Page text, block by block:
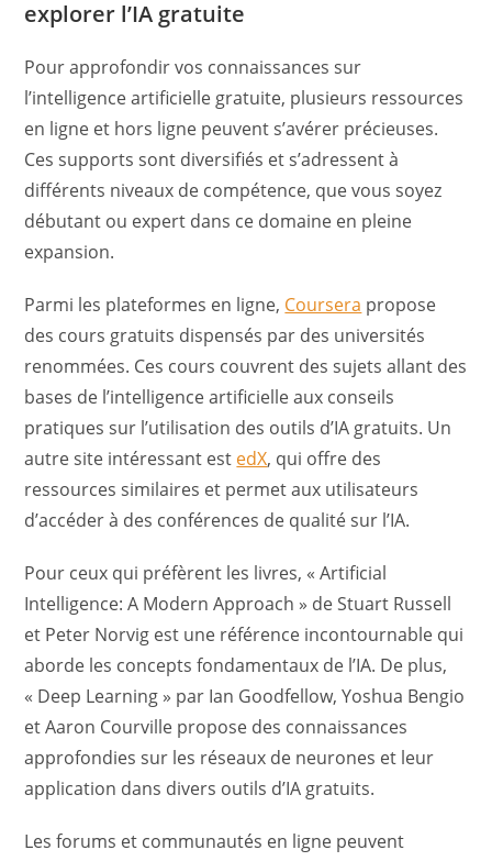
explorer l’IA gratuite
Pour approfondir vos connaissances sur
l’intelligence artificielle gratuite, plusieurs ressources
en ligne et hors ligne peuvent s’avérer précieuses.
Ces supports sont diversifiés et s’adressent à
différents niveaux de compétence, que vous soyez
débutant ou expert dans ce domaine en pleine
expansion.
Parmi les plateformes en ligne, Coursera propose
des cours gratuits dispensés par des universités
renommées. Ces cours couvrent des sujets allant des
bases de l’intelligence artificielle aux conseils
pratiques sur l’utilisation des outils d’IA gratuits. Un
autre site intéressant est edX, qui offre des
ressources similaires et permet aux utilisateurs
d’accéder à des conférences de qualité sur l’IA.
Pour ceux qui préfèrent les livres, « Artificial
Intelligence: A Modern Approach » de Stuart Russell
et Peter Norvig est une référence incontournable qui
aborde les concepts fondamentaux de l’IA. De plus,
« Deep Learning » par Ian Goodfellow, Yoshua Bengio
et Aaron Courville propose des connaissances
approfondies sur les réseaux de neurones et leur
application dans divers outils d’IA gratuits.
Les forums et communautés en ligne peuvent